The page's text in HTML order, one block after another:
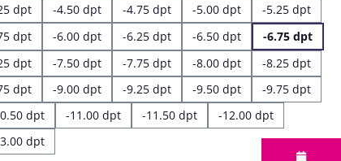
dpt -4.50 dpt -4.75 dpt -5.00 dpt
-5.25 dpt
dpt -6.00 dpt -6.25 dpt -6.50 dpt
-6.75 dpt
dpt -7.50 dpt -7.75 dpt -8.00 dpt
-8.25 dpt
dpt -9.00 dpt -9.25 dpt -9.50 dpt
-9.75 dpt
dpt -11.00 dpt -11.50 dpt
-12.00 dpt
dpt